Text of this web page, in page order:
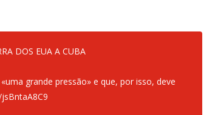
DOS EUA A CUBA
grande pressão» e que, por isso, deve